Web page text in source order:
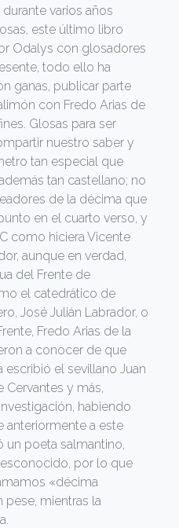
varios años
este último libro
Odalys con glosadores
todo ello ha
ganas, publicar parte
con Fredo Arias de
Glosas para ser
nuestro saber y
tan especial que
tan castellano; no
de la décima que
en el cuarto verso, y
como hiciera Vicente
aunque en verdad,
del Frente de
el catedrático de
José Julián Labrador, o
Fredo Arias de la
a conocer de que
escribió el sevillano Juan
Cervantes y más,
habiendo
anteriormente a este
un poeta salmantino,
por lo que
«décima
pese, mientras la